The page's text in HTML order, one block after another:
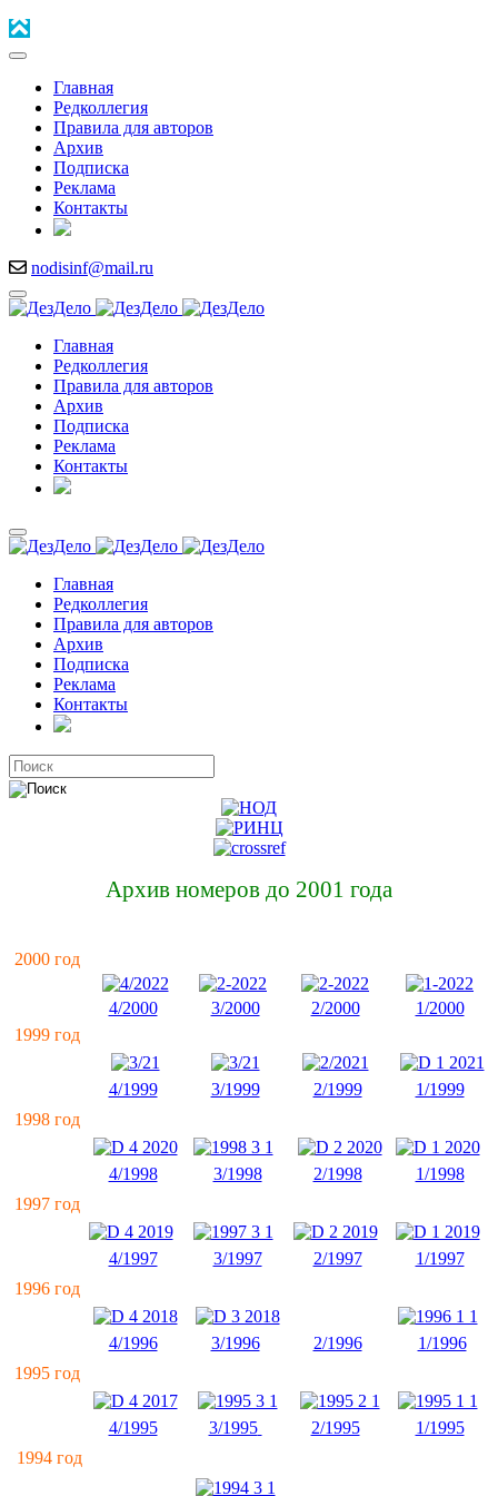
Главная
Редколлегия
Правила для авторов
Архив
Подписка
Реклама
Контакты
nodisinf@mail.ru
Главная
Редколлегия
Правила для авторов
Архив
Подписка
Реклама
Контакты
Главная
Редколлегия
Правила для авторов
Архив
Подписка
Реклама
Контакты
Архив номеров до 2001 года
2000 год
4/2000 3/2000 2/2000
1/2000
1999 год
4/1999 3/1999 2/1999
1/1999
1998 год
4/1998 3/1998 2/1998
1/1998
1997 год
4/1997 3/1997 2/1997
1/1997
1996 год
4/1996 3/1996 2/1996
1/1996
1995 год
4/1995 3/1995 2/1995
1/1995
1994 год